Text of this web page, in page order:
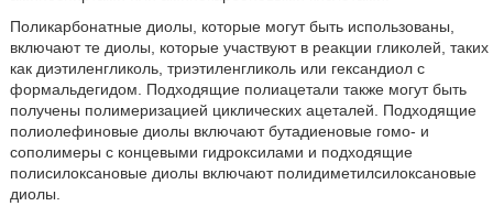
Поликарбонатные диолы, которые могут быть использованы,
включают те диолы, которые участвуют в реакции гликолей, таких
как диэтиленгликоль, триэтиленгликоль или гександиол с
формальдегидом. Подходящие полиацетали также могут быть
получены полимеризацией циклических ацеталей. Подходящие
полиолефиновые диолы включают бутадиеновые гомо- и
сополимеры с концевыми гидроксилами и подходящие
полисилоксановые диолы включают полидиметилсилоксановые
диолы.